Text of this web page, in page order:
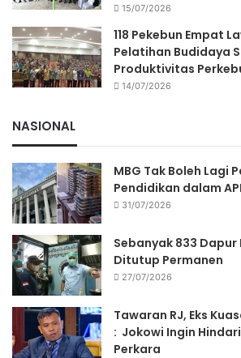
15/07/2026
118 Pekebun Empat
Pelatihan Budidaya
Produktivitas
14/07/2026
NASIONAL
MBG Tak Boleh Lagi
Pendidikan dalam
31/07/2026
Sebanyak 833 Dapur
Ditutup Permanen
27/07/2026
Tawaran RJ, Eks
: Jokowi Ingin
Perkara